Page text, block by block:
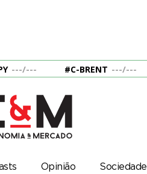
---/--- #C-BRENT ---/---
Opinião Sociedade